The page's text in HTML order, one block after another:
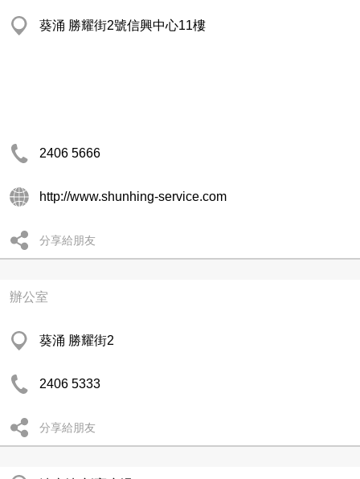
葵涌 勝耀街2號信興中心11樓
2406 5666
http://www.shunhing-service.com
分享給朋友
辦公室
葵涌 勝耀街2
2406 5333
分享給朋友